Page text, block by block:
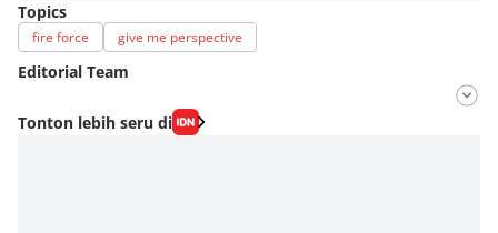
Topics
fire force give me perspective
Editorial Team
Editor
Fahrul Razi Uni Nurullah
Tonton lebih seru di